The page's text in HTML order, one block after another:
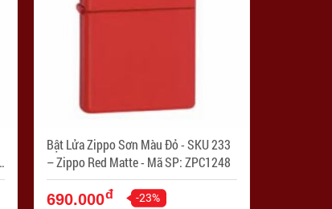
Bật Lửa Zippo Sơn Màu Đỏ - SKU 233
– Zippo Red Matte - Mã SP: ZPC1248
690.000đ -23%